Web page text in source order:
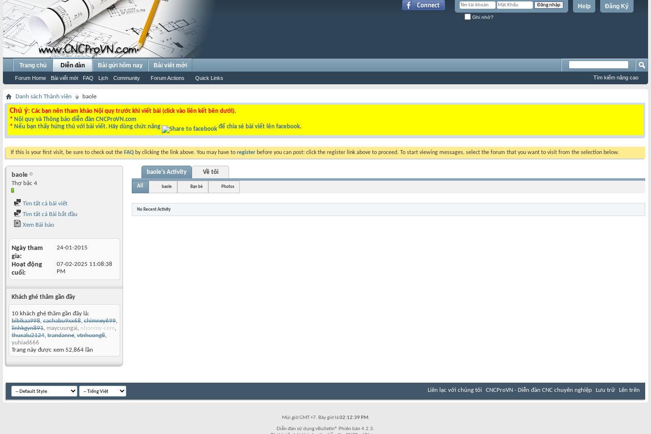
Đăng Ký
Help
Ghi nhớ?
Trang chủ Diễn đàn
Forum Home Bài viết mới FAQ Lịch Community Forum Actions Quick Links
Bài gửi hôm nay Bài viết mới
Tìm kiếm nâng cao
Danh sách Thành viên baole
Chú ý: Các bạn nên tham khảo Nội quy trước khi viết bài (click vào liên kết bên dưới).
* Nội quy và Thông báo diễn đàn CNCProVN.com
* Nếu bạn thấy hứng thú với bài viết. Hãy dùng chức năng để chia sẻ bài viết lên facebook.
If this is your first visit, be sure to check out the FAQ by clicking the link above. You may have to register before you can post: click the register link above to proceed. To start viewing messages, select the forum that you want to visit from the selection below.
baole
Thợ bậc 4
Tìm tất cả bài viết
Tìm tất cả Bài bắt đầu
Xem Bài báo
Ngày tham
gia
24-01-2015
Hoạt động
cuối
07-02-2025 11:08:38
PM
Khách ghé thăm gần đây
10 khách ghé thăm gần đây là:
bibikaa998, cachabu9xx68, chimney699,
linhkgyn891, maycuungai, nhonmy-com,
thuxalu2124, trandanne, vtnhuong8,
yuhiad666
Trang này được xem 52,864 lần
baole's Activity Về tôi
All baole Bạn bè Photos
No Recent Activity
Liên lạc với chúng tôi CNCProVN - Diễn đàn CNC chuyên nghiệp Lưu trữ Lên trên
Múi giờ GMT +7. Bây giờ là02:12:39 PM.
Diễn đàn sử dụng vBulletin® Phiên bản 4.2.3.